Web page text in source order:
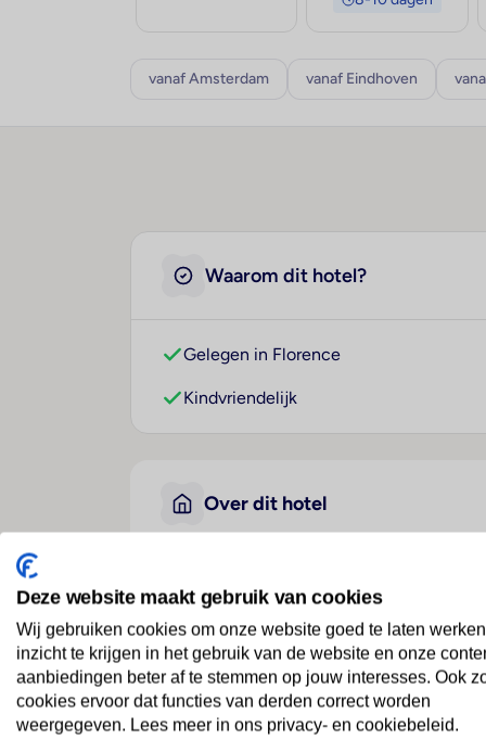
vanaf Amsterdam vanaf Eindhoven
Waarom dit hotel?
Gelegen in Florence
Kindvriendelijk
Over dit hotel
Loggia Fiorentina
Italië · Toscane · Florence
Ligging
Het hotel ligt midden in het centrum van
Deze website maakt gebruik van cookies
Wij gebruiken cookies om onze website goed te laten
inzicht te krijgen in het gebruik van de website en onze
aanbiedingen beter af te stemmen op jouw interesses. Ook
cookies ervoor dat functies van derden correct worden
weergegeven. Lees meer in ons privacy- en cookiebeleid.